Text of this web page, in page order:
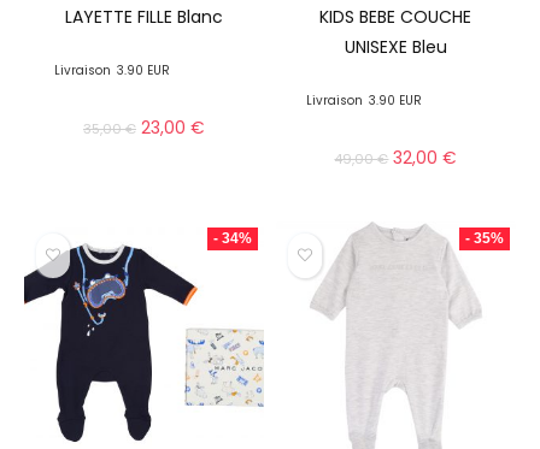
LAYETTE FILLE Blanc
Livraison 3.90 EUR
35,00€ 23,00 €
KIDS BEBE COUCHE
UNISEXE Bleu
Livraison 3.90 EUR
49,00€ 32,00€
- 34% - 35%